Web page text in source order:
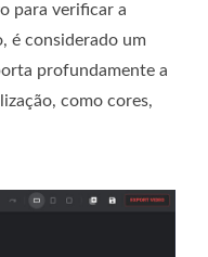
para verificar a
é considerado um
profundamente a
como cores,